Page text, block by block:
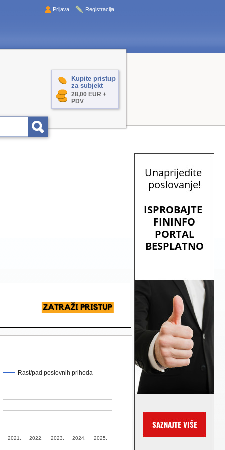
Prijava Registracija
Kupite pristup
za subjekt
28,00 EUR +
PDV
Rast/pad poslovnih prihoda
2021. 2022. 2023. 2024. 2025.